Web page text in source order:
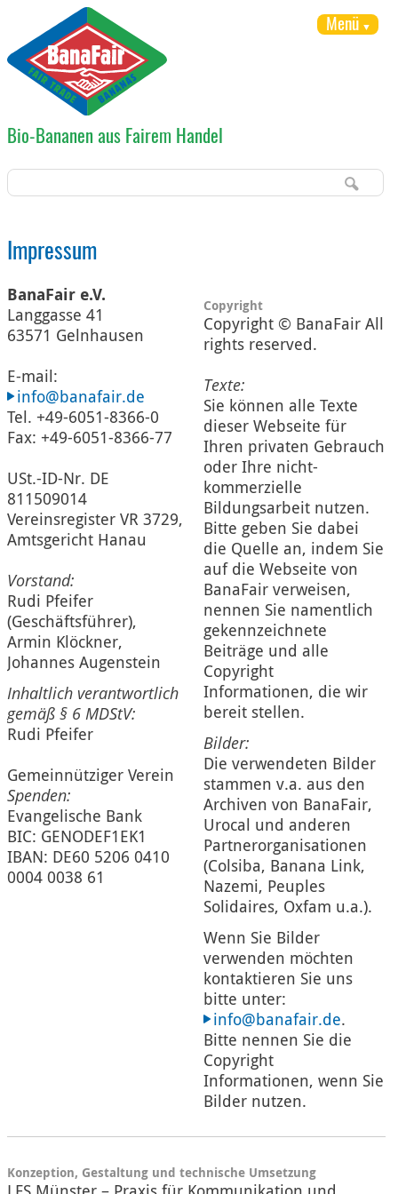
Bio-Bananen aus Fairem Handel
Menü
Impressum
BanaFair e.V.
Langgasse 41
63571 Gelnhausen
E-mail:
info@banafair.de
Tel. +49-6051-8366-0
Fax: +49-6051-8366-77
USt.-ID-Nr. DE
811509014
Vereinsregister VR 3729,
Amtsgericht Hanau
Vorstand:
Rudi Pfeifer
(Geschäftsführer),
Armin Klöckner,
Johannes Augenstein
Inhaltlich verantwortlich
gemäß § 6 MDStV:
Rudi Pfeifer
Gemeinnütziger Verein
Spenden:
Evangelische Bank
BIC: GENODEF1EK1
IBAN: DE60 5206 0410
0004 0038 61
Copyright
Copyright © BanaFair All
rights reserved.
Texte:
Sie können alle Texte
dieser Webseite für
Ihren privaten Gebrauch
oder Ihre nicht-
kommerzielle
Bildungsarbeit nutzen.
Bitte geben Sie dabei
die Quelle an, indem Sie
auf die Webseite von
BanaFair verweisen,
nennen Sie namentlich
gekennzeichnete
Beiträge und alle
Copyright
Informationen, die wir
bereit stellen.
Bilder:
Die verwendeten Bilder
stammen v.a. aus den
Archiven von BanaFair,
Urocal und anderen
Partnerorganisationen
(Colsiba, Banana Link,
Nazemi, Peuples
Solidaires, Oxfam u.a.).
Wenn Sie Bilder
verwenden möchten
kontaktieren Sie uns
bitte unter:
info@banafair.de.
Bitte nennen Sie die
Copyright
Informationen, wenn Sie
Bilder nutzen.
Konzeption, Gestaltung und technische Umsetzung